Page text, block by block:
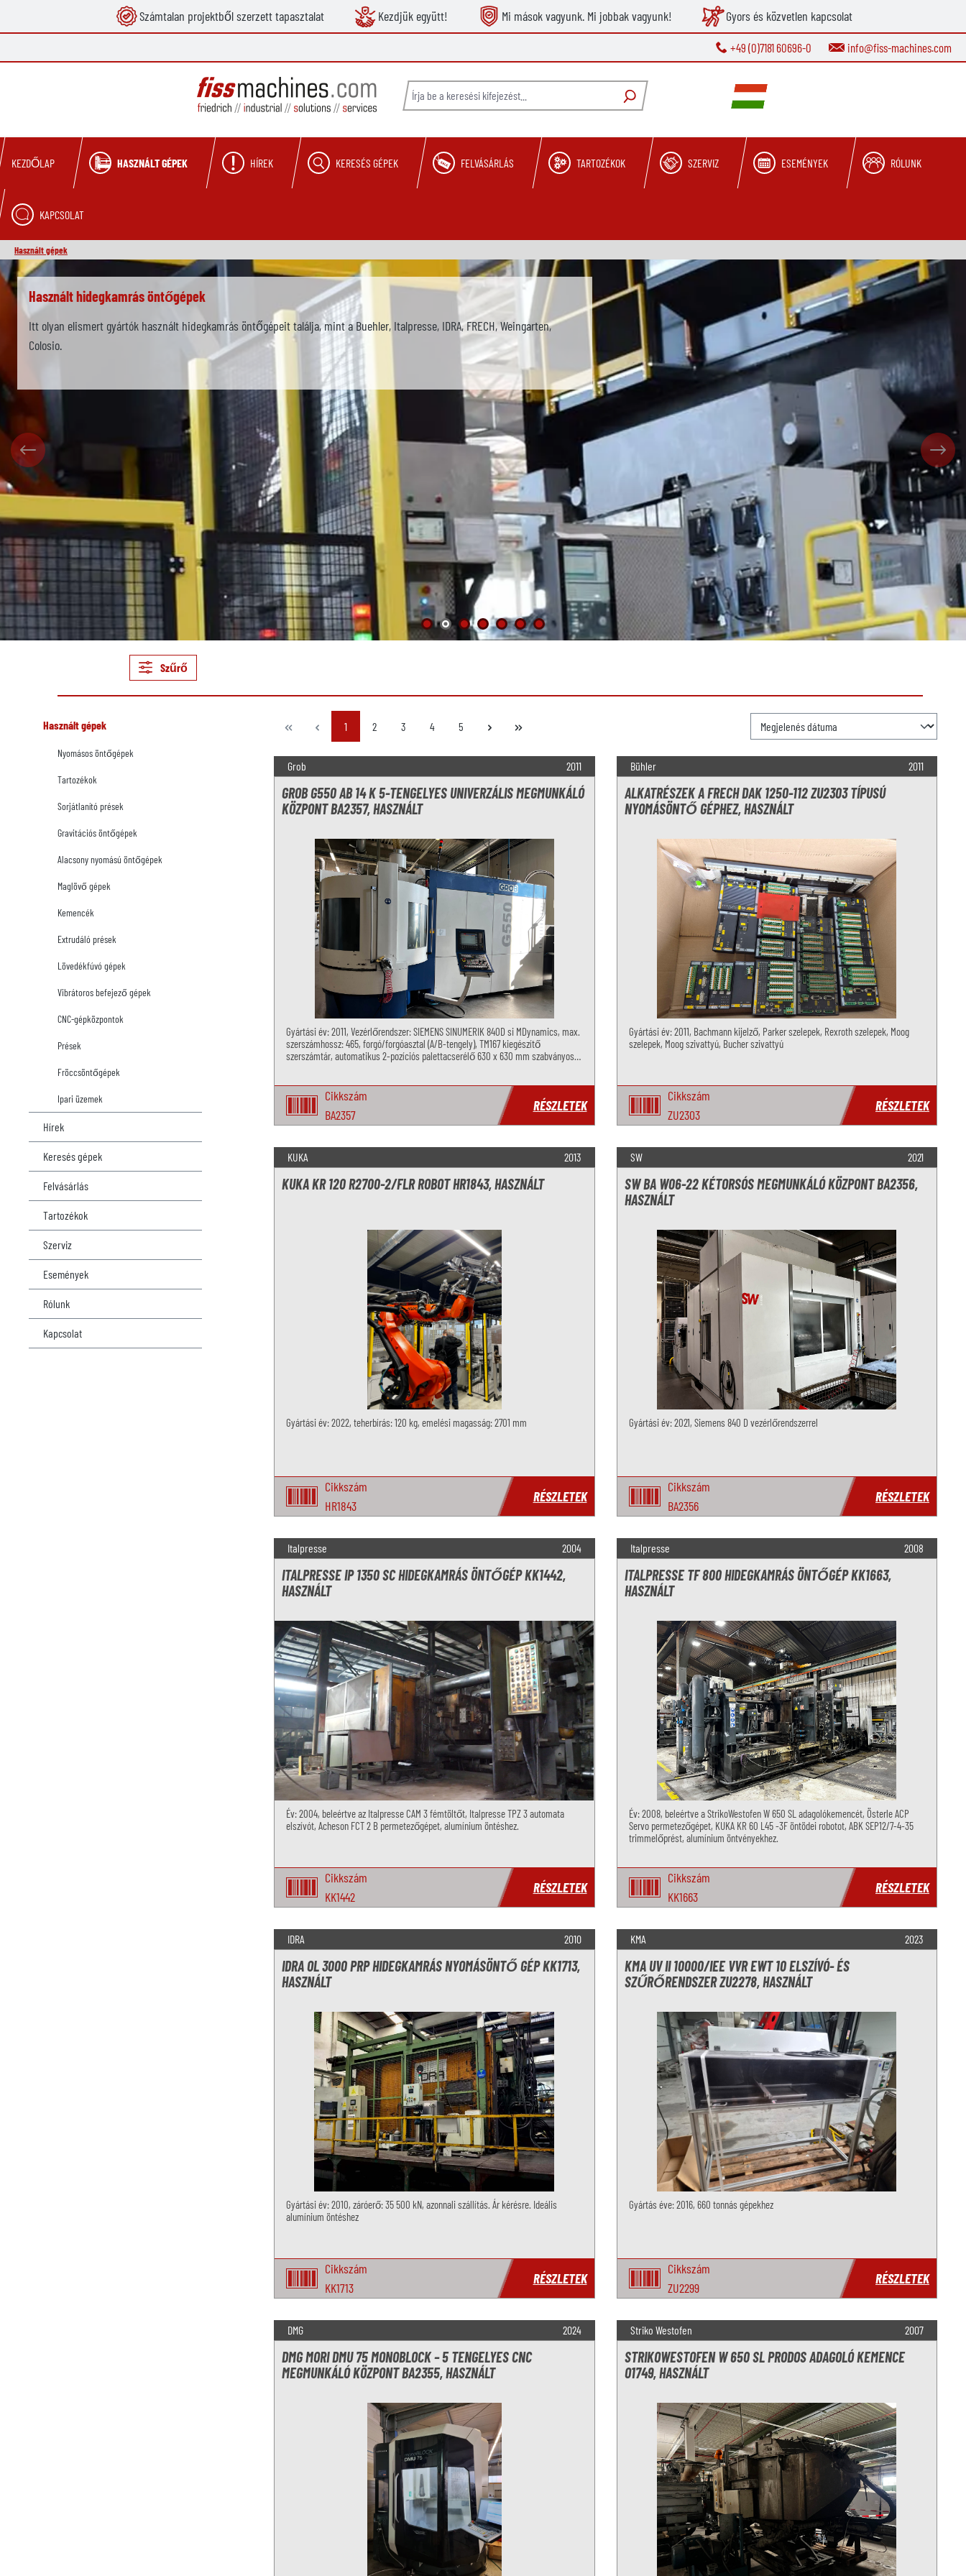
Ugrás a fő navigációhozSzámtalan projektből szerzett tapasztalat Kezdjük együtt! Mi mások vagyunk. Mi jobbak vagyunk! Gyors és közvetlen kapcsolat
+49 (0)7181 60696-0 info@fiss-machines.com
KEZDŐLAP HASZNÁLT GÉPEK HÍREK KERESÉS GÉPEK FELVÁSÁRLÁS TARTOZÉKOK SZERVIZ ESEMÉNYEK RÓLUNK
KAPCSOLAT
Használt gépek
Skip slider
Használt hidegkamrás öntőgépek
Itt olyan elismert gyártók használt hidegkamrás öntőgépeit találja, mint a Buehler, Italpresse, IDRA, FRECH, Weingarten,
Colosio.
Szűrő
Használt gépek
Nyomásos öntőgépek
Tartozékok
Sorjátlanító prések
Gravitációs öntőgépek
Alacsony nyomású öntőgépek
Maglövő gépek
Kemencék
Extrudáló prések
Lövedékfúvó gépek
Vibrátoros befejező gépek
CNC-gépközpontok
Prések
Fröccsöntőgépek
Ipari üzemek
Hírek
Keresés gépek
Felvásárlás
Tartozékok
Szerviz
Események
Rólunk
Kapcsolat
Oldal
1 Oldal
2 Oldal
3 Oldal
4 Oldal
5
Grob 2011
GROB G550 AB 14 K 5-TENGELYES UNIVERZÁLIS MEGMUNKÁLÓ
KÖZPONT BA2357, HASZNÁLT
Gyártási év: 2011, Vezérlőrendszer: SIEMENS SINUMERIK 840D si MDynamics, max.
szerszámhossz: 465, forgó/forgóasztal (A/B-tengely), TM167 kiegészítő
szerszámtár, automatikus 2-pozíciós palettacserélő 630 x 630 mm szabványos
Cikkszám
BA2357
RÉSZLETEK
Bühler 2011
ALKATRÉSZEK A FRECH DAK 1250-112 ZU2303 TÍPUSÚ
NYOMÁSÖNTŐ GÉPHEZ, HASZNÁLT
Gyártási év: 2011, Bachmann kijelző, Parker szelepek, Rexroth szelepek, Moog
szelepek, Moog szivattyú, Bucher szivattyú
Cikkszám
ZU2303
RÉSZLETEK
KUKA 2013
KUKA KR 120 R2700-2/FLR ROBOT HR1843, HASZNÁLT
Gyártási év: 2022, teherbírás: 120 kg, emelési magasság: 2701 mm
Cikkszám
HR1843
RÉSZLETEK
SW 2021
SW BA W06-22 KÉTORSÓS MEGMUNKÁLÓ KÖZPONT BA2356,
HASZNÁLT
Gyártási év: 2021, Siemens 840 D vezérlőrendszerrel
Cikkszám
BA2356
RÉSZLETEK
Italpresse 2004
ITALPRESSE IP 1350 SC HIDEGKAMRÁS ÖNTŐGÉP KK1442,
HASZNÁLT
Év: 2004, beleértve az Italpresse CAM 3 fémtöltőt, Italpresse TPZ 3 automata
elszívót, Acheson FCT 2 B permetezőgépet, alumínium öntéshez.
Cikkszám
KK1442
RÉSZLETEK
Italpresse 2008
ITALPRESSE TF 800 HIDEGKAMRÁS ÖNTŐGÉP KK1663,
HASZNÁLT
Év: 2008, beleértve a StrikoWestofen W 650 SL adagolókemencét, Österle ACP
Servo permetezőgépet, KUKA KR 60 L45 -3F öntödei robotot, ABK SEP12/7-4-35
trimmelőprést, alumínium öntvényekhez.
Cikkszám
KK1663
RÉSZLETEK
IDRA 2010
IDRA OL 3000 PRP HIDEGKAMRÁS NYOMÁSÖNTŐ GÉP KK1713,
HASZNÁLT
Gyártási év: 2010, záróerő: 35 500 kN, azonnali szállítás. Ár kérésre. Ideális
alumínium öntéshez
Cikkszám
KK1713
RÉSZLETEK
KMA 2023
KMA UV II 10000/IEE VVR EWT 10 ELSZÍVÓ- ÉS
SZŰRŐRENDSZER ZU2278, HASZNÁLT
Gyártás éve: 2016, 660 tonnás gépekhez
Cikkszám
ZU2299
RÉSZLETEK
DMG 2024
DMG MORI DMU 75 MONOBLOCK – 5 TENGELYES CNC
MEGMUNKÁLÓ KÖZPONT BA2355, HASZNÁLT
Striko Westofen 2007
STRIKOWESTOFEN W 650 SL PRODOS ADAGOLÓ KEMENCE
O1749, HASZNÁLT